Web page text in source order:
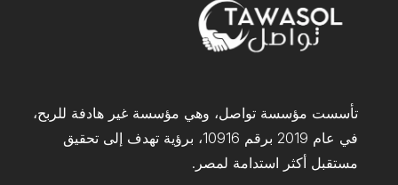
تأسست مؤسسة تواصل، وهي مؤسسة غير هادفة للربح،
في عام 2019 برقم 10916، برؤية تهدف إلى تحقيق
مستقبل أكثر استدامة لمصر.